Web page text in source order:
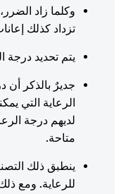
وكلما زاد
تزداد كذلك
يتم تحديد درجة
جديرٌ بالذكر أن
الرعاية التي
متاحة.
ينطبق ذلك
للرعاية. ومع